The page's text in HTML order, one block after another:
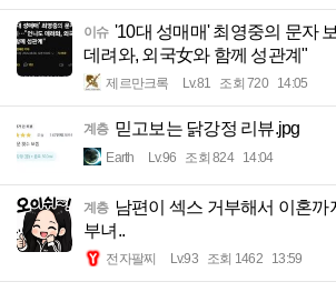
이슈 '10대 성매매' 최영중의 문자
데려와, 외국女와 함께 성관계"
제르만크록 Lv.81 조회 720 14:05
계층 믿고보는 닭강정 리뷰.jpg
Earth Lv.96 조회 824 14:04
계층 남편이 섹스 거부해서 이혼까
부녀..
전자팔찌 Lv.93 조회 1462 13:59